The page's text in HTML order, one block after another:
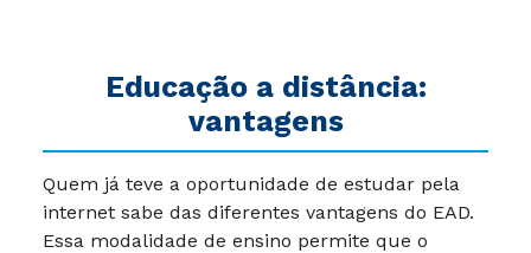
Educação a distância:
vantagens
Quem já teve a oportunidade de estudar pela
internet sabe das diferentes vantagens do EAD.
Essa modalidade de ensino permite que o